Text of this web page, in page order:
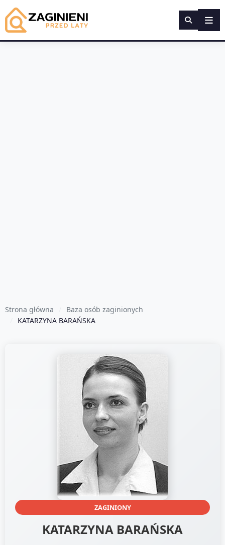
Strona główna
Baza osób zaginionych
KATARZYNA BARAŃSKA
ZAGINIONY
KATARZYNA BARAŃSKA